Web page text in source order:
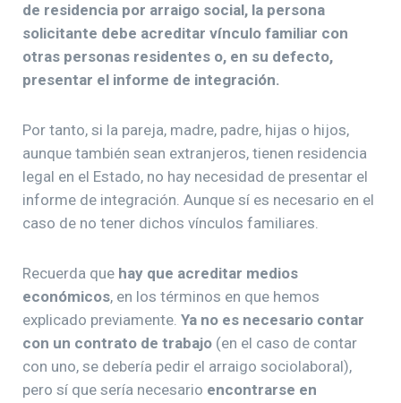
de residencia por arraigo social, la persona
solicitante debe acreditar vínculo familiar con
otras personas residentes o, en su defecto,
presentar el informe de integración.
Por tanto, si la pareja, madre, padre, hijas o hijos,
aunque también sean extranjeros, tienen residencia
legal en el Estado, no hay necesidad de presentar el
informe de integración. Aunque sí es necesario en el
caso de no tener dichos vínculos familiares.
Recuerda que hay que acreditar medios
económicos, en los términos en que hemos
explicado previamente. Ya no es necesario contar
con un contrato de trabajo (en el caso de contar
con uno, se debería pedir el arraigo sociolaboral),
pero sí que sería necesario encontrarse en